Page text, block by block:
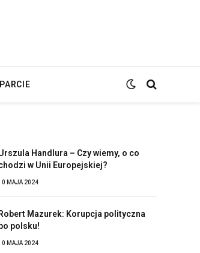
Handlura – Czy wiemy, o co
w Unii Europejskiej?
MAJA 2024
Robert Mazurek: Korupcja polityczna
polsku!
MAJA 2024